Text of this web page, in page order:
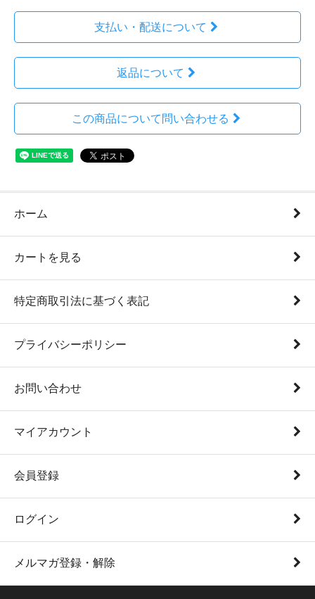
支払い・配送について
返品について
この商品について問い合わせる
ホーム
カートを見る
特定商取引法に基づく表記
プライバシーポリシー
お問い合わせ
マイアカウント
会員登録
ログイン
メルマガ登録・解除